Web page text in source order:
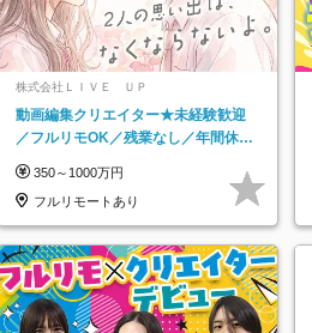
株式会社ＬＩＶＥ ＵＰ
動画編集クリエイター★未経験歓迎
／フルリモOK／残業なし／年間休日
実で安心
350～1000万円
フルリモートあり